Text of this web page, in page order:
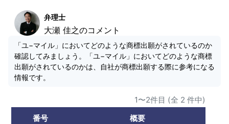
弁理士
大瀬 佳之のコメント
「ユ−マイル」においてどのような商標出願がされているのか
確認してみましょう。「ユ−マイル」においてどのような商標
出願がされているのかは、自社が商標出願する際に参考になる
情報です。
1〜2件目 (全 2 件中)
番号
概要